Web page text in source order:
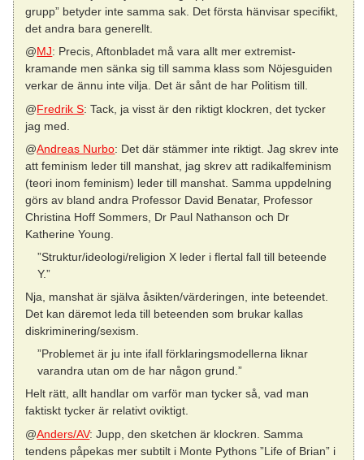
grupp” betyder inte samma sak. Det första hänvisar specifikt,
det andra bara generellt.
@MJ: Precis, Aftonbladet må vara allt mer extremist-
kramande men sänka sig till samma klass som Nöjesguiden
verkar de ännu inte vilja. Det är sånt de har Politism till.
@Fredrik S: Tack, ja visst är den riktigt klockren, det tycker
jag med.
@Andreas Nurbo: Det där stämmer inte riktigt. Jag skrev inte
att feminism leder till manshat, jag skrev att radikalfeminism
(teori inom feminism) leder till manshat. Samma uppdelning
görs av bland andra Professor David Benatar, Professor
Christina Hoff Sommers, Dr Paul Nathanson och Dr
Katherine Young.
”Struktur/ideologi/religion X leder i flertal fall till beteende
Y.”
Nja, manshat är själva åsikten/värderingen, inte beteendet.
Det kan däremot leda till beteenden som brukar kallas
diskriminering/sexism.
”Problemet är ju inte ifall förklaringsmodellerna liknar
varandra utan om de har någon grund.”
Helt rätt, allt handlar om varför man tycker så, vad man
faktiskt tycker är relativt oviktigt.
@Anders/AV: Jupp, den sketchen är klockren. Samma
tendens påpekas mer subtilt i Monte Pythons ”Life of Brian” i